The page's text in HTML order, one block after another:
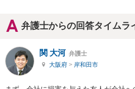
弁護士からの回答タイムラ
関 大河 弁護士
大阪府 > 岸和田市